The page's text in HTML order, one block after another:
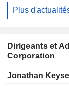
Plus
Dirigeants et
Corporation
Dirigeant Titre
Jonathan